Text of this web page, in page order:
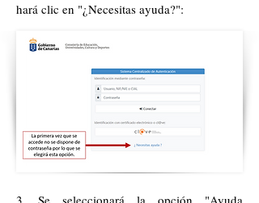
hará clic en "¿Necesitas ayuda?":
3. Se seleccionará la opción "Ayuda